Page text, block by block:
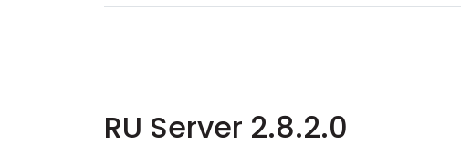
RU Server 2.8.2.0